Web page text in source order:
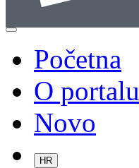
Početna
O portalu
Novo
HR